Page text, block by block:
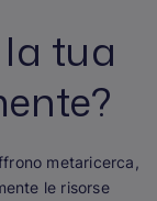
tua
metaricerca,
le risorse